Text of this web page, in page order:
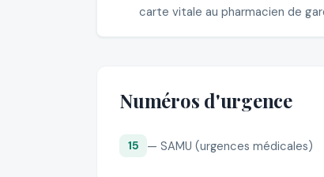
carte vitale au pharmacien de
Numéros d'urgence
15 — SAMU (urgences médicales)